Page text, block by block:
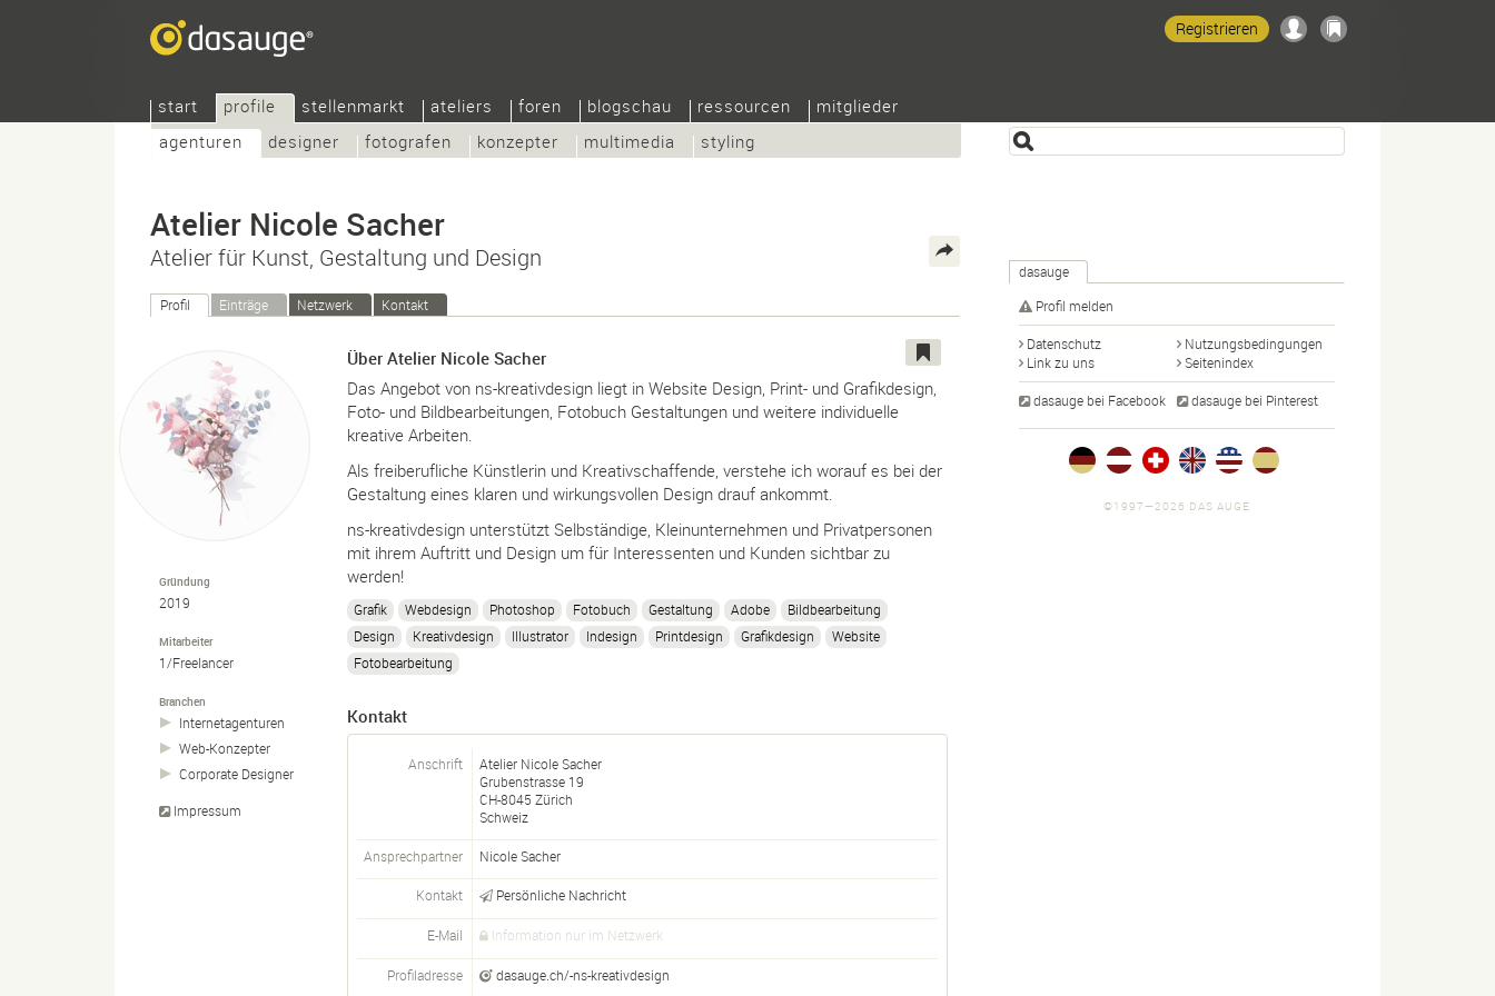
start
profile
agenturen
designer fotografen konzepter multimedia styling
stellenmarkt ateliers foren blogschau ressourcen mitglieder
Registrieren
Atelier Nicole Sacher
Atelier für Kunst, Gestaltung und Design
Profil Einträge Netzwerk Kontakt
Gründung
2019
Mitarbeiter
1/Freelancer
Branchen
Internetagenturen
Web-Konzepter
Corporate Designer
Impressum
Über Atelier Nicole Sacher
Das Angebot von ns-kreativdesign liegt in Website Design, Print- und Grafikdesign,
Foto- und Bildbearbeitungen, Fotobuch Gestaltungen und weitere individuelle
kreative Arbeiten.
Als freiberufliche Künstlerin und Kreativschaffende, verstehe ich worauf es bei der
Gestaltung eines klaren und wirkungsvollen Design drauf ankommt.
ns-kreativdesign unterstützt Selbständige, Kleinunternehmen und Privatpersonen
mit ihrem Auftritt und Design um für Interessenten und Kunden sichtbar zu
werden!
Grafik Webdesign Photoshop Fotobuch Gestaltung Adobe
Bildbearbeitung
Design
Kreativdesign Illustrator Indesign Printdesign Grafikdesign
Website
Fotobearbeitung
Kontakt
Anschrift
Atelier Nicole Sacher
Grubenstrasse 19
CH-8045 Zürich
Schweiz
Ansprechpartner Nicole Sacher
Kontakt Persönliche Nachricht
E-Mail Information nur im Netzwerk
Profiladresse dasauge.ch/-ns-kreativdesign
dasauge
Profil melden
Datenschutz
Nutzungsbedingungen
Link zu uns
Seitenindex
dasauge bei Facebook dasauge bei Pinterest
©1997—2026 DAS AUGE